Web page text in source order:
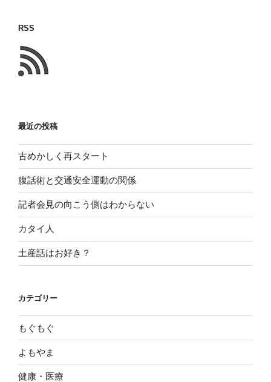
い
た
こ
と
RSS
最近の投稿
古めかしく再スタート
腹話術と交通安全運動の関係
記者会見の向こう側はわからない
カタイ人
土産話はお好き？
カテゴリー
もぐもぐ
よもやま
健康・医療